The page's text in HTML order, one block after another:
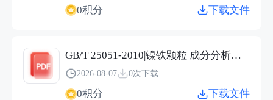
0积分 下载文件
GB/T 25051-2010|镍铁颗粒 成分分析用样品的采取
2026-08-07 0次下载
0积分 下载文件